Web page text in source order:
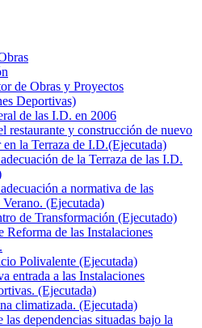
de Obras y Proyectos
Deportivas)
de las I.D. en 2006
restaurante y construcción de nuevo
la Terraza de I.D.(Ejecutada)
de la Terraza de las I.D.
a normativa de las
Verano. (Ejecutada)
de Transformación (Ejecutado)
Reforma de las Instalaciones
Polivalente (Ejecutada)
entrada a las Instalaciones
(Ejecutada)
climatizada. (Ejecutada)
las dependencias situadas bajo la